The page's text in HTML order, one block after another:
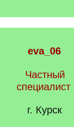
eva_06
Частный
специалист
г. Курск